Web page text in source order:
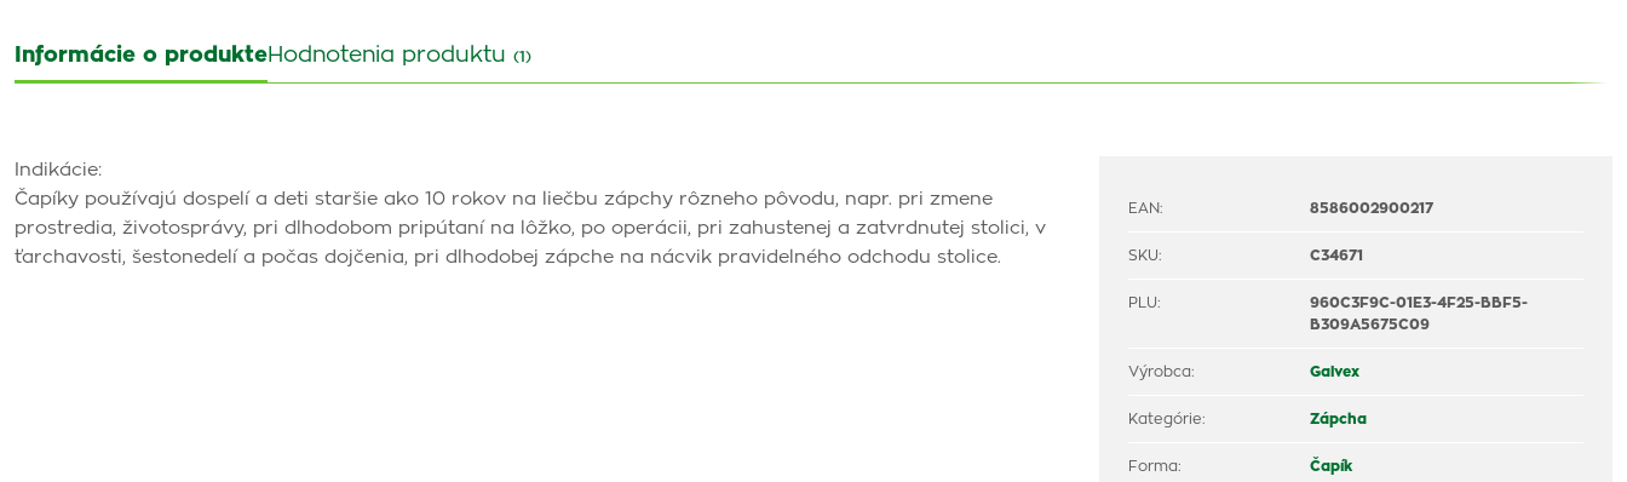
Informácie o produkteHodnotenia produktu (1)
Indikácie:
Čapíky používajú dospelí a deti staršie ako 10 rokov na liečbu zápchy rôzneho pôvodu, napr. pri zmene
prostredia, životosprávy, pri dlhodobom pripútaní na lôžko, po operácii, pri zahustenej a zatvrdnutej stolici, v
ťarchavosti, šestonedelí a počas dojčenia, pri dlhodobej zápche na nácvik pravidelného odchodu stolice.
EAN: 8586002900217
SKU: C34671
PLU:
960C3F9C-01E3-4F25-BBF5-
B309A5675C09
Výrobca: Galvex
Kategórie: Zápcha
Forma: Čapík